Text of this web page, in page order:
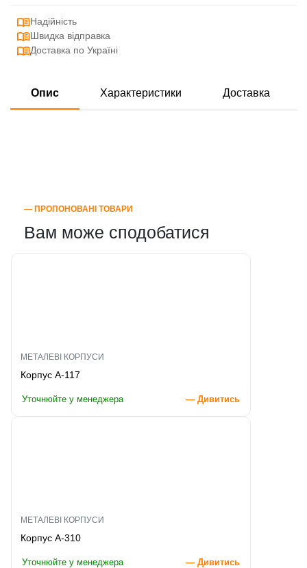
Надійність
Швидка відправка
Доставка по Україні
Опис Характеристики Доставка
― ПРОПОНОВАНІ ТОВАРИ
Вам може сподобатися
МЕТАЛЕВІ КОРПУСИ
Корпус A-117
Уточнюйте у менеджера — Дивитись
МЕТАЛЕВІ КОРПУСИ
Корпус A-310
Уточнюйте у менеджера — Дивитись